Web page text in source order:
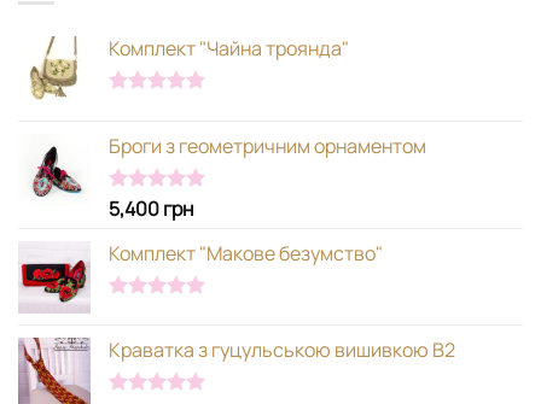
Комплект "Чайна троянда"
Броги з геометричним орнаментом
Оцінено в
з 5
5,400грн
Комплект "Макове безумство"
Краватка з гуцульською вишивкою В2